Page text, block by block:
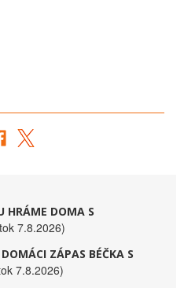
HRÁME DOMA S
7.8.2026)
ZÁPAS BÉČKA S
7.8.2026)